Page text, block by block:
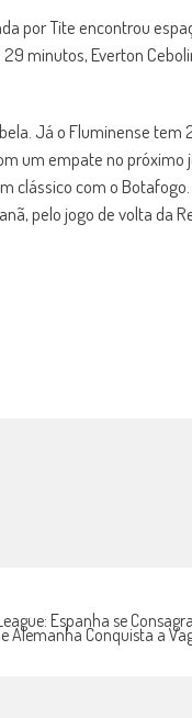
por Tite encontrou
minutos, Everton
Já o Fluminense tem
um empate no próximo
clássico com o Botafogo.
pelo jogo de volta da
Espanha se
Alemanha Conquista a